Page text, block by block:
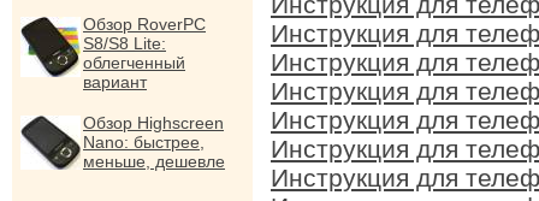
Обзор RoverPC
S8/S8 Lite:
облегченный
вариант
Обзор Highscreen
Nano: быстрее,
меньше, дешевле
Инструкция для
Инструкция для
Инструкция для
Инструкция для
Инструкция для
Инструкция для